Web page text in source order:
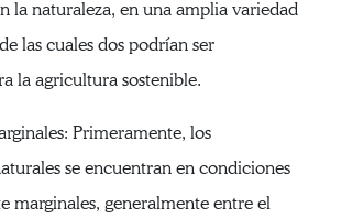
la naturaleza, en una amplia variedad
las cuales dos podrían ser
la agricultura sostenible.
Primeramente, los
se encuentran en condiciones
marginales, generalmente entre el